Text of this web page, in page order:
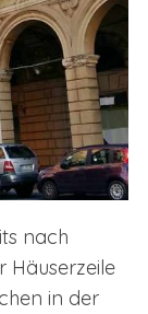
nach
Häuserzeile
in der